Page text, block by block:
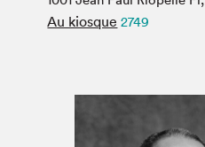
Espace enseignant·e·s
Au kiosque 2749